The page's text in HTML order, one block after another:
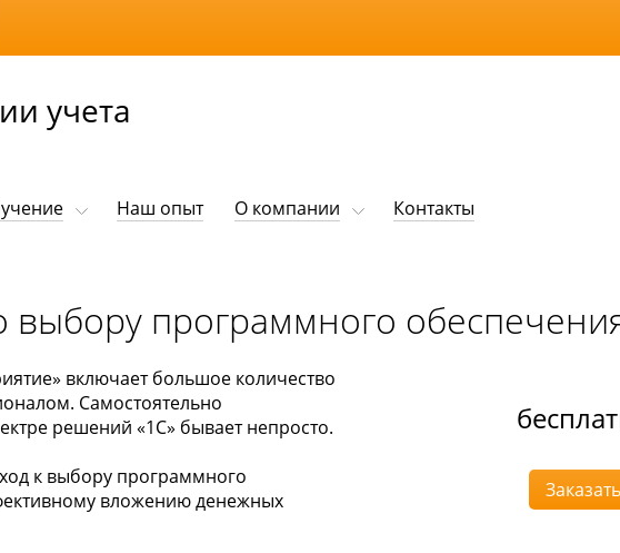
учета
Наш опыт О компании Контакты
выбору программного
Заказать
включает большое количество
Самостоятельно
решений «1С» бывает непросто.
к выбору программного
вложению денежных